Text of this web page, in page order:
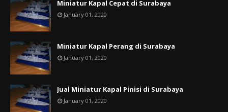
Miniatur Kapal Cepat di Surabaya
January 01, 2020
Miniatur Kapal Perang di Surabaya
January 01, 2020
Jual Miniatur Kapal Pinisi di Surabaya
January 01, 2020